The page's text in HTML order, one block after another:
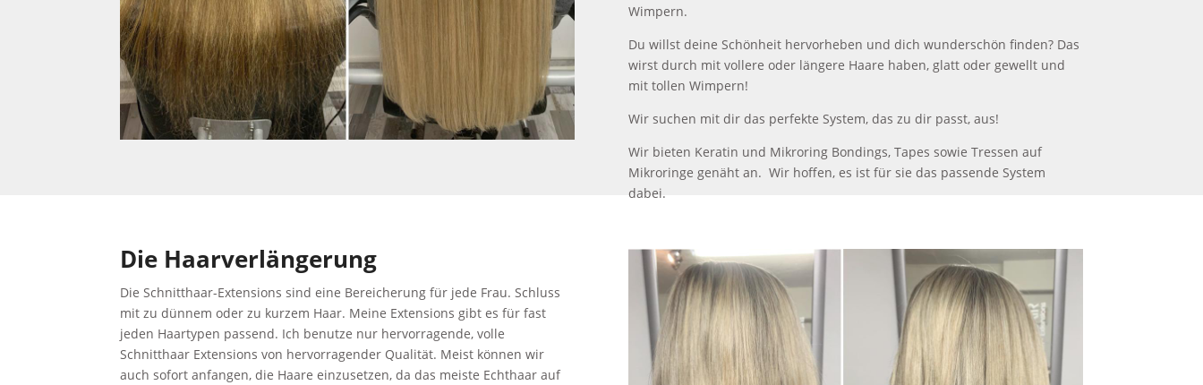
Wimpern.
Du willst deine Schönheit hervorheben und dich wunderschön finden? Das
wirst durch mit vollere oder längere Haare haben, glatt oder gewellt und
mit tollen Wimpern!
Wir suchen mit dir das perfekte System, das zu dir passt, aus!
Wir bieten Keratin und Mikroring Bondings, Tapes sowie Tressen auf
Mikroringe genäht an. Wir hoffen, es ist für sie das passende System
dabei.
Die Haarverlängerung
Die Schnitthaar-Extensions sind eine Bereicherung für jede Frau. Schluss
mit zu dünnem oder zu kurzem Haar. Meine Extensions gibt es für fast
jeden Haartypen passend. Ich benutze nur hervorragende, volle
Schnitthaar Extensions von hervorragender Qualität. Meist können wir
auch sofort anfangen, die Haare einzusetzen, da das meiste Echthaar auf